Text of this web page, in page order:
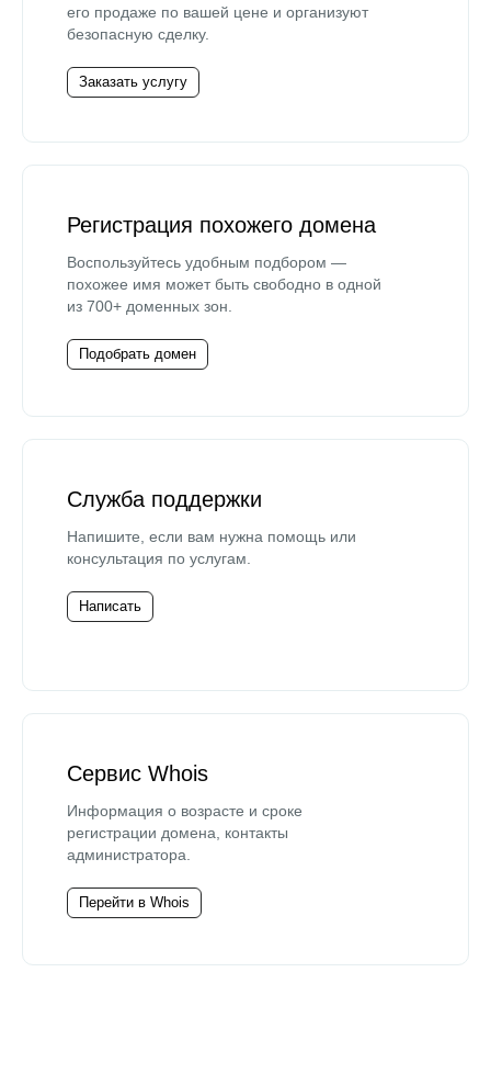
его продаже по вашей цене и организуют
безопасную сделку.
Заказать услугу
Регистрация похожего домена
Воспользуйтесь удобным подбором —
похожее имя может быть свободно в одной
из 700+ доменных зон.
Подобрать домен
Служба поддержки
Напишите, если вам нужна помощь или
консультация по услугам.
Написать
Сервис Whois
Информация о возрасте и сроке
регистрации домена, контакты
администратора.
Перейти в Whois